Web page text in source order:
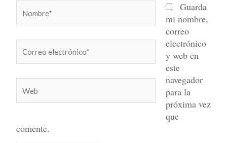
electrónico*
Guarda
mi nombre,
correo
electrónico
y web en
este
navegador
para la
próxima vez
que
comente.